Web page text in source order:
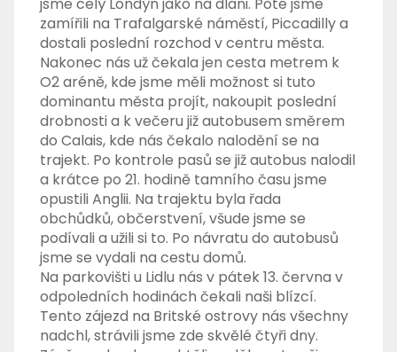
zamířili na Trafalgarské náměstí, Piccadilly a
dostali poslední rozchod v centru města.
Nakonec nás už čekala jen cesta metrem k
O2 aréně, kde jsme měli možnost si tuto
dominantu města projít, nakoupit poslední
drobnosti a k večeru již autobusem směrem
do Calais, kde nás čekalo nalodění se na
trajekt. Po kontrole pasů se již autobus nalodil
a krátce po 21. hodině tamního času jsme
opustili Anglii. Na trajektu byla řada
obchůdků, občerstvení, všude jsme se
podívali a užili si to. Po návratu do autobusů
jsme se vydali na cestu domů.
Na parkovišti u Lidlu nás v pátek 13. června v
odpoledních hodinách čekali naši blízcí.
Tento zájezd na Britské ostrovy nás všechny
nadchl, strávili jsme zde skvělé čtyři dny.